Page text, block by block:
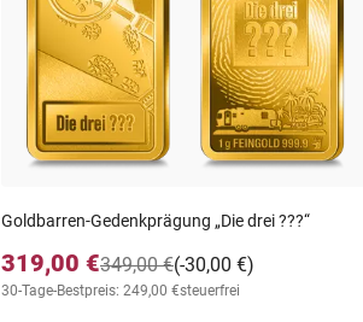
Goldbarren-Gedenkprägung „Die drei ???“
319,00 € (-30,00 €)
349,00 €
30-Tage-Bestpreis: 249,00 €steuerfrei